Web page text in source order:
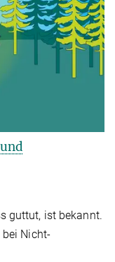
guttut, ist bekannt.
bei Nicht-